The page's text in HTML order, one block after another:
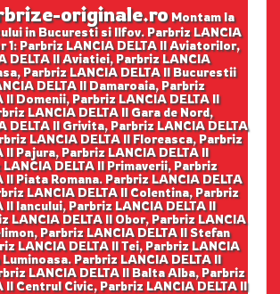
originale.roMontam la
in Bucuresti si Ilfov. Parbriz LANCIA
1: Parbriz LANCIA DELTA II Aviatorilor,
DELTA II Aviatiei, Parbriz LANCIA
Parbriz LANCIA DELTA II Bucurestii
DELTA II Damaroaia, Parbriz
II Domenii, Parbriz LANCIA DELTA II
LANCIA DELTA II Gara de Nord,
DELTA II Grivita, Parbriz LANCIA DELTA
LANCIA DELTA II Floreasca, Parbriz
II Pajura, Parbriz LANCIA DELTA II
DELTA II Primaverii, Parbriz
II Piata Romana. Parbriz LANCIA DELTA
LANCIA DELTA II Colentina, Parbriz
II Iancului, Parbriz LANCIA DELTA II
LANCIA DELTA II Obor, Parbriz LANCIA
Parbriz LANCIA DELTA II Stefan
LANCIA DELTA II Tei, Parbriz LANCIA
Parbriz LANCIA DELTA II
LANCIA DELTA II Balta Alba, Parbriz
II Centrul Civic, Parbriz LANCIA DELTA II